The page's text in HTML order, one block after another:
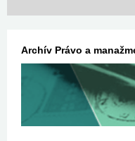
Archív Právo a